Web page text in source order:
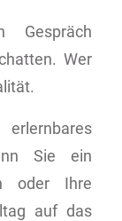
Gespräch
Wer
Sie ein
oder Ihre
auf das